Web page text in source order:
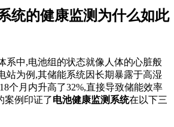
统的健康监测为什么如此
系中,电池组的状态就像人体的心脏般
站为例,其储能系统因长期暴露于高湿
个月内升高了32%,直接导致储能效率
案例印证了电池健康监测系统在以下三